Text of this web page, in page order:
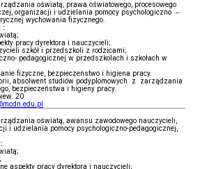
oświatą, prawa oświatowego, procesowego
organizacji i udzielania pomocy psychologiczno –
wychowania fizycznego.
:
pracy dyrektora i nauczycieli;
szkół i przedszkoli z rodzicami;
pedagogicznej w przedszkolach i szkołach w
fizyczne, bezpieczeństwo i higiena pracy.
absolwent studiów podyplomowych z zarządzania
bezpieczeństwa i higieny pracy.
20
oświatą, awansu zawodowego nauczycieli,
i udzielania pomocy psychologiczno-pedagogicznej,
aspekty pracy dyrektora i nauczycieli;